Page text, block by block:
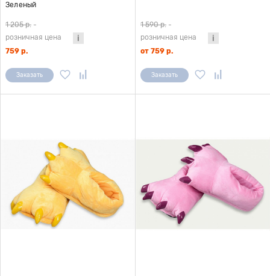
Зеленый
1 205 р. -
розничная цена
759 р.
Заказать
1 590 р. -
розничная цена
от 759 р.
Заказать